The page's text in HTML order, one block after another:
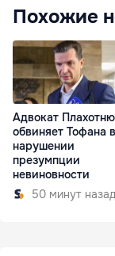
Похожие
Адвокат
обвиняет Тофана в
нарушении
презумпции
невиновности
50 минут назад